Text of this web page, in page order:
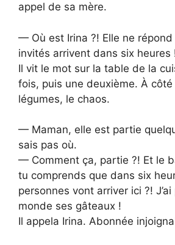
appel de sa mère.
— Où est Irina ?! Elle ne répond
invités arrivent dans six heures
Il vit le mot sur la table de la
fois, puis une deuxième. À côté
légumes, le chaos.
— Maman, elle est partie
sais pas où.
— Comment ça, partie ?! Et le
tu comprends que dans six
personnes vont arriver ici ?!
monde ses gâteaux !
Il appela Irina. Abonnée